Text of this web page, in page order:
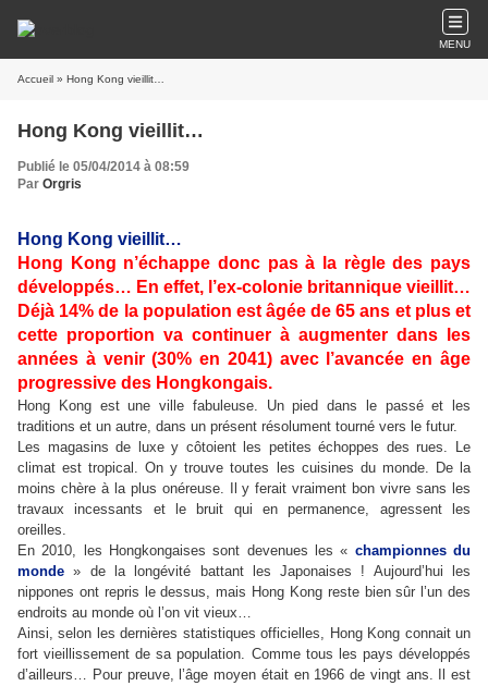
MENU
Accueil » Hong Kong vieillit…
Hong Kong vieillit…
Publié le 05/04/2014 à 08:59
Par Orgris
Hong Kong vieillit…
Hong Kong n’échappe donc pas à la règle des pays
développés… En effet, l’ex-colonie britannique vieillit…
Déjà 14% de la population est âgée de 65 ans et plus et
cette proportion va continuer à augmenter dans les
années à venir (30% en 2041) avec l’avancée en âge
progressive des Hongkongais.
Hong Kong est une ville fabuleuse. Un pied dans le passé et les
traditions et un autre, dans un présent résolument tourné vers le futur.
Les magasins de luxe y côtoient les petites échoppes des rues. Le
climat est tropical. On y trouve toutes les cuisines du monde. De la
moins chère à la plus onéreuse. Il y ferait vraiment bon vivre sans les
travaux incessants et le bruit qui en permanence, agressent les
oreilles.
En 2010, les Hongkongaises sont devenues les « championnes du
monde » de la longévité battant les Japonaises ! Aujourd’hui les
nippones ont repris le dessus, mais Hong Kong reste bien sûr l’un des
endroits au monde où l’on vit vieux…
Ainsi, selon les dernières statistiques officielles, Hong Kong connait un
fort vieillissement de sa population. Comme tous les pays développés
d’ailleurs… Pour preuve, l’âge moyen était en 1966 de vingt ans. Il est